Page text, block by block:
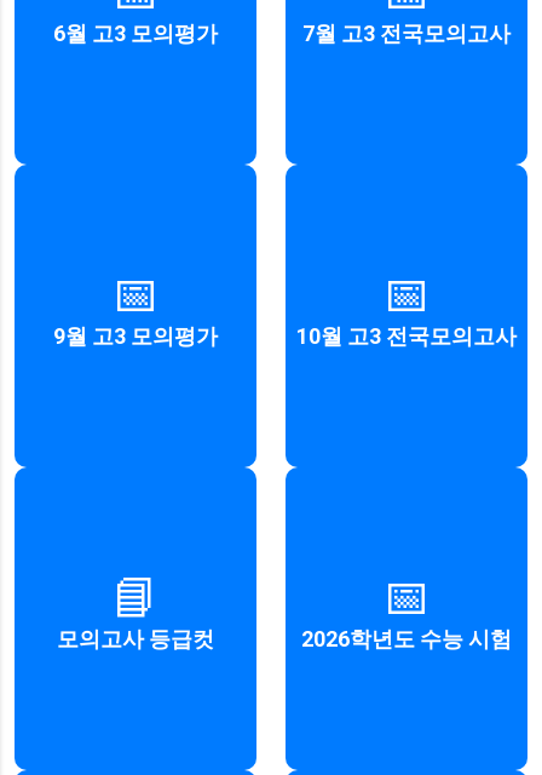
6월 고3 모의평가
자세히 보기
7월 고3 전국모의고사
자세히 보기
📅
9월 고3 모의평가
주관: 한국교육과정평가원
자세히 보기
📅
10월 고3 전국모의고사
주관: 서울특별시교육청
자세히 보기
📘
모의고사 등급컷
수능 대비 모의고사
등급컷 확인
확인하기
📅
2026학년도 수능 시험
주관: 한국교육과정평가원
자세히 보기